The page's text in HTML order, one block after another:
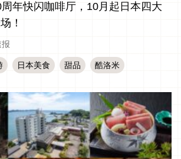
年快闪咖啡厅，10月起日本四大
！
日本美食 甜品 酷洛米